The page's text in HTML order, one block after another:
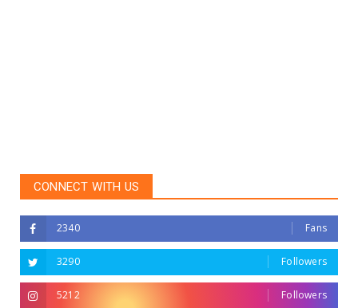
CONNECT WITH US
2340 Fans
3290 Followers
5212 Followers